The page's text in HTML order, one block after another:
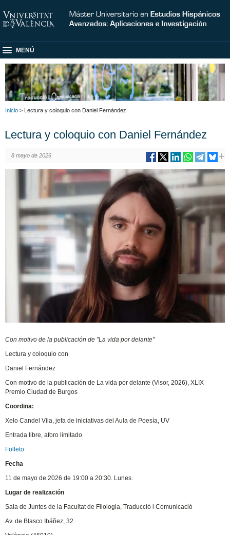
MENÚ
Inicio > Lectura y coloquio con Daniel Fernández
Lectura y coloquio con Daniel Fernández
8 mayo de 2026
Con motivo de la publicación de "La vida por delante"
Lectura y coloquio con
Daniel Fernández
Con motivo de la publicación de La vida por delante (Visor, 2026), XLIX
Premio Ciudad de Burgos
Coordina:
Xelo Candel Vila, jefa de iniciativas del Aula de Poesía, UV
Entrada libre, aforo limitado
Folleto
Fecha
11 de mayo de 2026 de 19:00 a 20:30. Lunes.
Lugar de realización
Sala de Juntes de la Facultat de Filologia, Traducció i Comunicació
Av. de Blasco Ibáñez, 32